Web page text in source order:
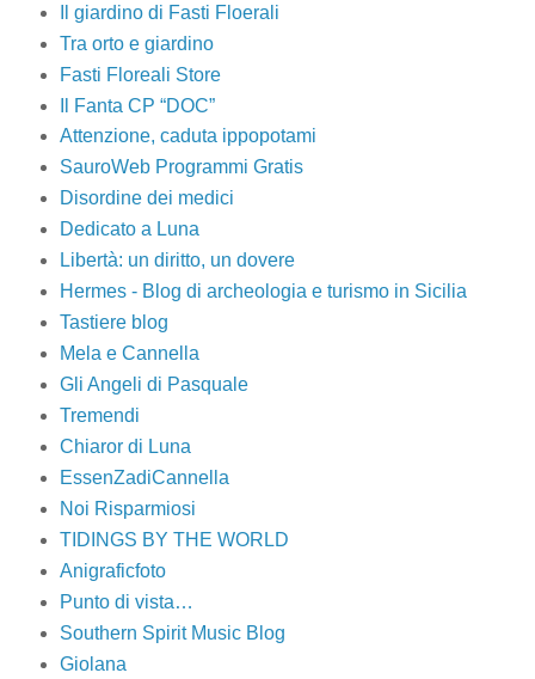
Il giardino di Fasti Floerali
Tra orto e giardino
Fasti Floreali Store
Il Fanta CP “DOC”
Attenzione, caduta ippopotami
SauroWeb Programmi Gratis
Disordine dei medici
Dedicato a Luna
Libertà: un diritto, un dovere
Hermes - Blog di archeologia e turismo in Sicilia
Tastiere blog
Mela e Cannella
Gli Angeli di Pasquale
Tremendi
Chiaror di Luna
EssenZadiCannella
Noi Risparmiosi
TIDINGS BY THE WORLD
Anigraficfoto
Punto di vista…
Southern Spirit Music Blog
Giolana